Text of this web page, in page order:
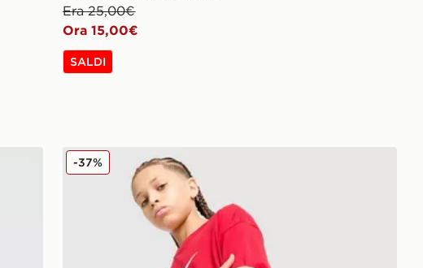
Era 25,00€
Ora 15,00€
SALDI
Jordan Pantaloncino Arch Junior
-37%